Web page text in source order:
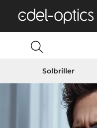
Solbriller